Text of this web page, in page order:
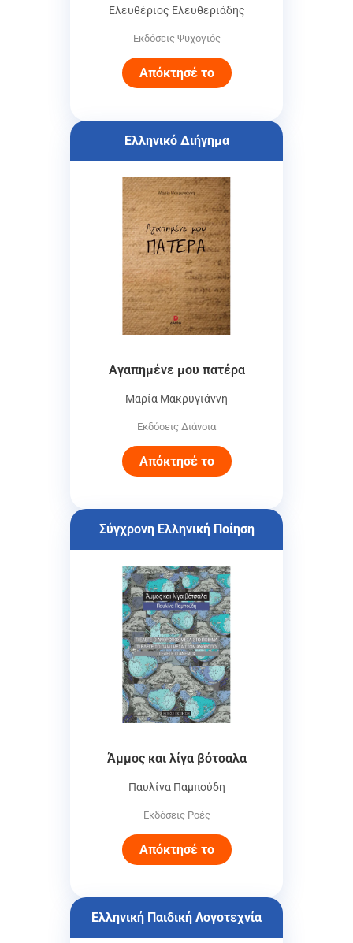
Ελευθέριος Ελευθεριάδης
Εκδόσεις Ψυχογιός
Απόκτησέ το
Ελληνικό Διήγημα
Αγαπημένε μου πατέρα
Μαρία Μακρυγιάννη
Εκδόσεις Διάνοια
Απόκτησέ το
Σύγχρονη Ελληνική Ποίηση
Άμμος και λίγα βότσαλα
Παυλίνα Παμπούδη
Εκδόσεις Ροές
Απόκτησέ το
Ελληνική Παιδική Λογοτεχνία